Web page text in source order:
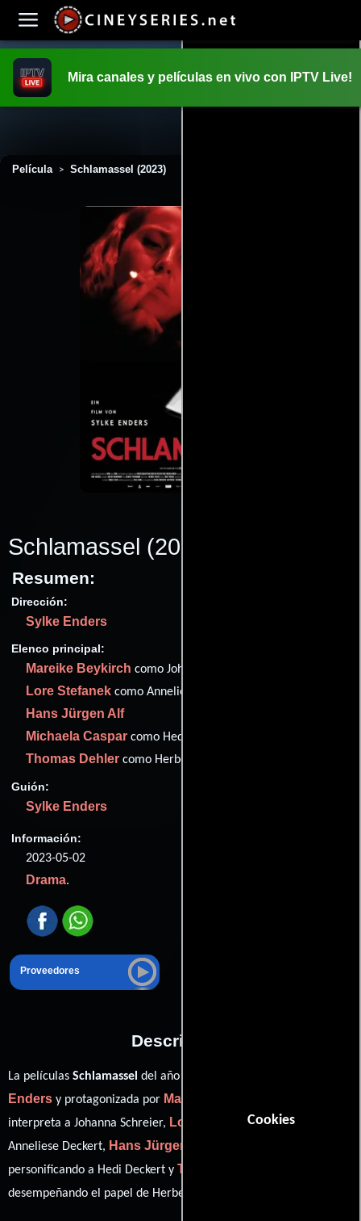
Cookies
Mira canales y películas en vivo con IPTV Live!
Película > Schlamassel (2023)
Schlamassel (2023)
Resumen:
Dirección:
Sylke Enders
Elenco principal:
Mareike Beykirch como Johanna Schreier
Lore Stefanek como Anneliese Deckert
Hans Jürgen Alf
Michaela Caspar como Hedi Deckert
Thomas Dehler como Herbert
Guión:
Sylke Enders
Información:
2023-05-02
Drama.
Proveedores
Descripción
La películas Schlamassel del año 2023, está dirigida por
Enders y protagonizada por Mareike Beykirch
interpreta a Johanna Schreier, Lore Stefaneken el papel de
Anneliese Deckert, Hans Jürgen Alf
personificando a Hedi Deckert y Thomas Dehler
desempeñando el papel de Herbert (